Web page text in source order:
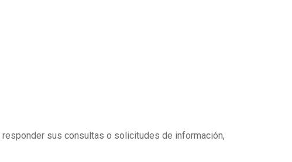
sus consultas o solicitudes de información,